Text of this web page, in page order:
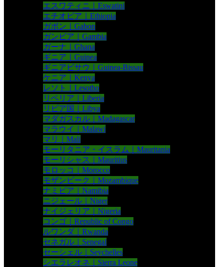
エスワティニ｜Eswatini
エチオピア｜Ethiopia
ガボン｜Gabon
ガンビア｜Gambia
ガーナ｜Ghana
ギニア｜Guinea
ギニアビサウ｜Guinea-Bissau
ケニア｜Kenya
レソト｜Lesotho
リベリア｜Liberia
リビア国｜Libya
マダガスカル｜Madagascar
マラウイ｜Malawi
マリ｜Mali
モーリタニア・イスラム｜Mauritania
モーリシャス｜Mauritius
モロッコ｜Morocco
モザンビーク｜Mozambique
ナミビア｜Namibia
ニジェール｜Niger
ナイジェリア｜Nigeria
コンゴ｜Republic of Congo
ルワンダ｜Rwanda
セネガル｜Senegal
セーシェル｜Seychelles
シエラレオネ｜Sierra Leone